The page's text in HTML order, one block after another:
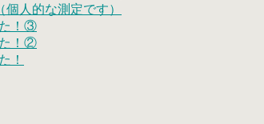
人的な測定です）
た！③
た！②
！